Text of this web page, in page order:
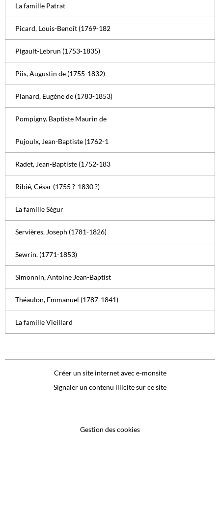
La famille Patrat
Picard, Louis-Benoît (1769-182
Pigault-Lebrun (1753-1835)
Piis, Augustin de (1755-1832)
Planard, Eugène de (1783-1853)
Pompigny. Baptiste Maurin de
Pujoulx, Jean-Baptiste (1762-1
Radet, Jean-Baptiste (1752-183
Ribié, César (1755 ?-1830 ?)
La famille Ségur
Servières, Joseph (1781-1826)
Sewrin, (1771-1853)
Simonnin, Antoine Jean-Baptist
Théaulon, Emmanuel (1787-1841)
La famille Vieillard
Créer un site internet avec e-monsite
Signaler un contenu illicite sur ce site
Gestion des cookies